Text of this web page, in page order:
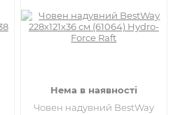
Нема в наявності
Човен надувний BestWay